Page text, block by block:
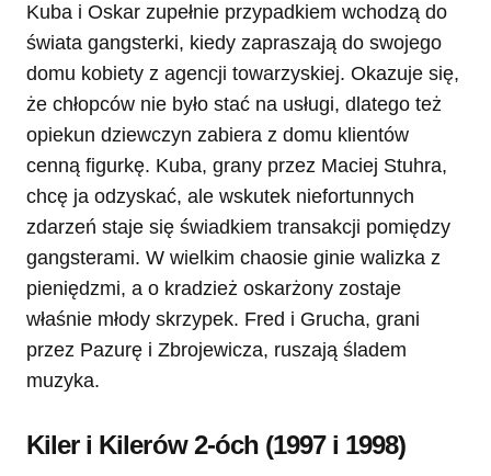
Kuba i Oskar zupełnie przypadkiem wchodzą do
świata gangsterki, kiedy zapraszają do swojego
domu kobiety z agencji towarzyskiej. Okazuje się,
że chłopców nie było stać na usługi, dlatego też
opiekun dziewczyn zabiera z domu klientów
cenną figurkę. Kuba, grany przez Maciej Stuhra,
chcę ja odzyskać, ale wskutek niefortunnych
zdarzeń staje się świadkiem transakcji pomiędzy
gangsterami. W wielkim chaosie ginie walizka z
pieniędzmi, a o kradzież oskarżony zostaje
właśnie młody skrzypek. Fred i Grucha, grani
przez Pazurę i Zbrojewicza, ruszają śladem
muzyka.
Kiler i Kilerów 2-óch (1997 i 1998)